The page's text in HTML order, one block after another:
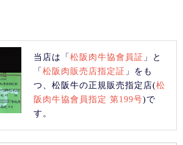
当店は「松阪肉牛協會員証 」と
「松阪肉販売店指定証 」をも
つ、松阪牛の正規販売指定店(松
阪肉牛協會員指定 第199号)で
す。